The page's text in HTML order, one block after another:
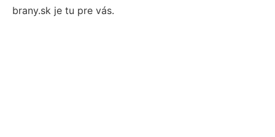
brany.sk je tu pre vás.